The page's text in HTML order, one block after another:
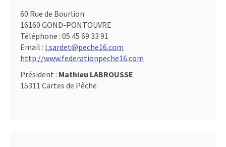
60 Rue de Bourlion
16160 GOND-PONTOUVRE
Téléphone : 05 45 69 33 91
Email : l.sardet@peche16.com
http://www.federationpeche16.com
Président : Mathieu LABROUSSE
15311 Cartes de Pêche